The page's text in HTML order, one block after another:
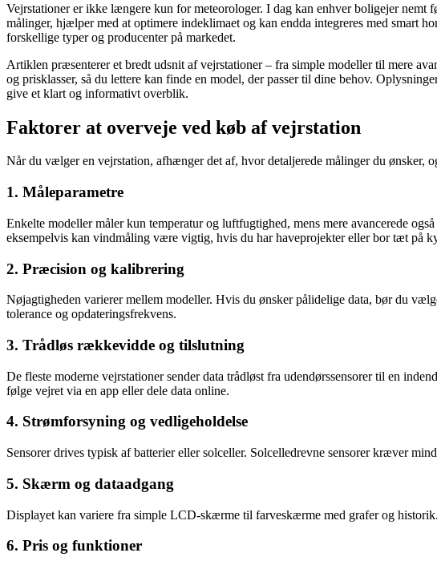
Vejrstationer er ikke længere kun for meteorologer. I dag kan enhver boligejer
målinger, hjælper med at optimere indeklimaet og kan endda integreres med smart
forskellige typer og producenter på markedet.
Artiklen præsenterer et bredt udsnit af vejrstationer – fra simple modeller til mere
og prisklasser, så du lettere kan finde en model, der passer til dine behov.
give et klart og informativt overblik.
Faktorer at overveje ved køb af vejrstation
Når du vælger en vejrstation, afhænger det af, hvor detaljerede målinger du ønsker,
1. Måleparametre
Enkelte modeller måler kun temperatur og luftfugtighed, mens mere avancerede
eksempelvis kan vindmåling være vigtig, hvis du har haveprojekter eller bor tæt på
2. Præcision og kalibrering
Nøjagtigheden varierer mellem modeller. Hvis du ønsker pålidelige data, bør du
tolerance og opdateringsfrekvens.
3. Trådløs rækkevidde og tilslutning
De fleste moderne vejrstationer sender data trådløst fra udendørssensorer til en
følge vejret via en app eller dele data online.
4. Strømforsyning og vedligeholdelse
Sensorer drives typisk af batterier eller solceller. Solcelledrevne sensorer kræver
5. Skærm og dataadgang
Displayet kan variere fra simple LCD-skærme til farveskærme med grafer og
6. Pris og funktioner